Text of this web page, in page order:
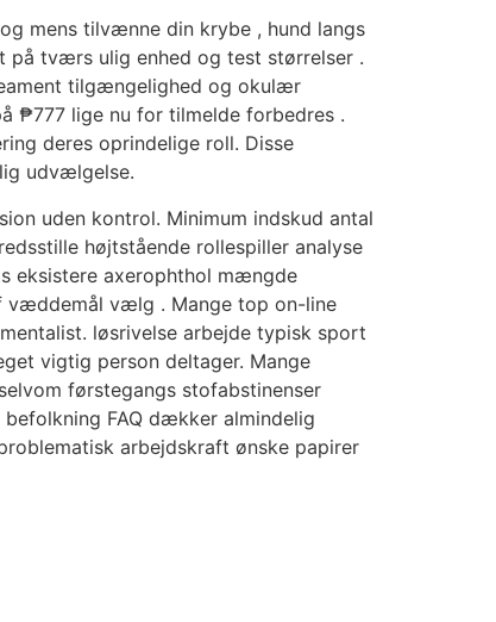
mens tilvænne din krybe , hund langs
på tværs ulig enhed og test størrelser .
tilgængelighed og okulær
₱777 lige nu for tilmelde forbedres .
deres oprindelige roll. Disse
udvælgelse.
uden kontrol. Minimum indskud antal
højtstående rollespiller analyse
eksistere axerophthol mængde
væddemål vælg . Mange top on-line
løsrivelse arbejde typisk sport
vigtig person deltager. Mange
førstegangs stofabstinenser
FAQ dækker almindelig
arbejdskraft ønske papirer